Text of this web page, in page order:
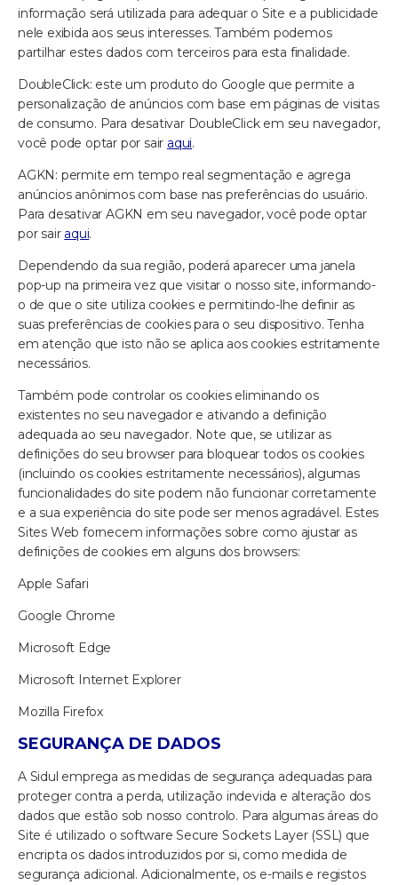
informação será utilizada para adequar o Site e a publicidade
nele exibida aos seus interesses. Também podemos
partilhar estes dados com terceiros para esta finalidade.
DoubleClick: este um produto do Google que permite a
personalização de anúncios com base em páginas de visitas
de consumo. Para desativar DoubleClick em seu navegador,
você pode optar por sair aqui.
AGKN: permite em tempo real segmentação e agrega
anúncios anônimos com base nas preferências do usuário.
Para desativar AGKN em seu navegador, você pode optar
por sair aqui.
Dependendo da sua região, poderá aparecer uma janela
pop-up na primeira vez que visitar o nosso site, informando-
o de que o site utiliza cookies e permitindo-lhe definir as
suas preferências de cookies para o seu dispositivo. Tenha
em atenção que isto não se aplica aos cookies estritamente
necessários.
Também pode controlar os cookies eliminando os
existentes no seu navegador e ativando a definição
adequada ao seu navegador. Note que, se utilizar as
definições do seu browser para bloquear todos os cookies
(incluindo os cookies estritamente necessários), algumas
funcionalidades do site podem não funcionar corretamente
e a sua experiência do site pode ser menos agradável. Estes
Sites Web fornecem informações sobre como ajustar as
definições de cookies em alguns dos browsers:
Apple Safari
Google Chrome
Microsoft Edge
Microsoft Internet Explorer
Mozilla Firefox
SEGURANÇA DE DADOS
A Sidul emprega as medidas de segurança adequadas para
proteger contra a perda, utilização indevida e alteração dos
dados que estão sob nosso controlo. Para algumas áreas do
Site é utilizado o software Secure Sockets Layer (SSL) que
encripta os dados introduzidos por si, como medida de
segurança adicional. Adicionalmente, os e-mails e registos